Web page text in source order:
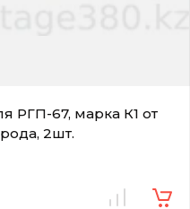
РГП-67, марка К1 от
2шт.